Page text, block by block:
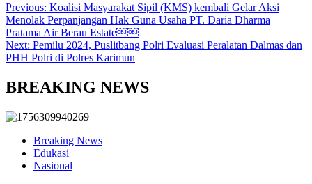
Previous: Koalisi Masyarakat Sipil (KMS) kembali Gelar Aksi
Menolak Perpanjangan Hak Guna Usaha PT. Daria Dharma
Pratama Air Berau Estate￼￼
Next: Pemilu 2024, Puslitbang Polri Evaluasi Peralatan Dalmas dan
PHH Polri di Polres Karimun
BREAKING NEWS
Breaking News
Edukasi
Nasional